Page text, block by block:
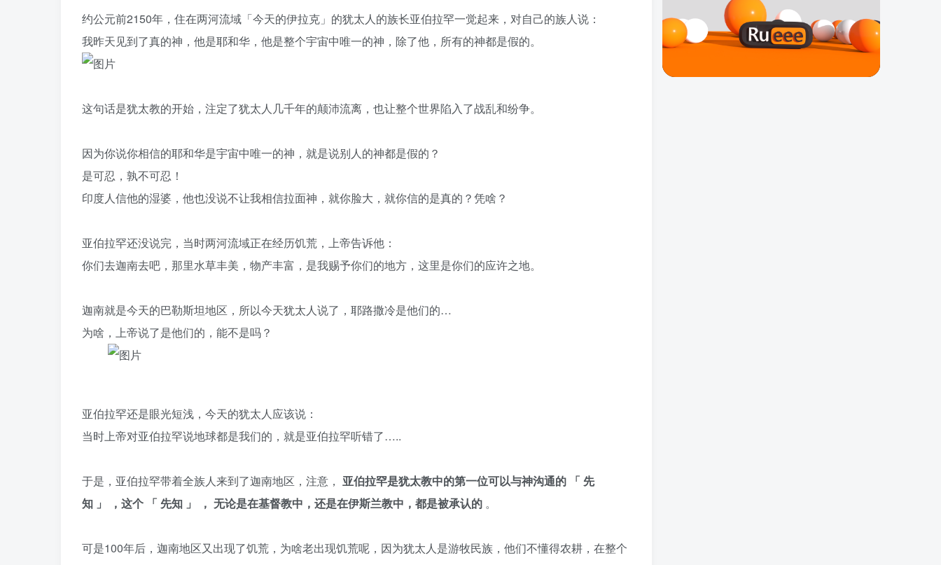
约公元前2150年，住在两河流域「今天的伊拉克」的犹太人的族长亚伯拉罕一觉起来，对自己的族人说：
我昨天见到了真的神，他是耶和华，他是整个宇宙中唯一的神，除了他，所有的神都是假的。
这句话是犹太教的开始，注定了犹太人几千年的颠沛流离，也让整个世界陷入了战乱和纷争。
因为你说你相信的耶和华是宇宙中唯一的神，就是说别人的神都是假的？
是可忍，孰不可忍！
印度人信他的湿婆，他也没说不让我相信拉面神，就你脸大，就你信的是真的？凭啥？
亚伯拉罕还没说完，当时两河流域正在经历饥荒，上帝告诉他：
你们去迦南去吧，那里水草丰美，物产丰富，是我赐予你们的地方，这里是你们的应许之地。
迦南就是今天的巴勒斯坦地区，所以今天犹太人说了，耶路撒冷是他们的…
为啥，上帝说了是他们的，能不是吗？
亚伯拉罕还是眼光短浅，今天的犹太人应该说：
当时上帝对亚伯拉罕说地球都是我们的，就是亚伯拉罕听错了…..
于是，亚伯拉罕带着全族人来到了迦南地区，注意， 亚伯拉罕是犹太教中的第一位可以与神沟通的 「 先
知 」 ，这个 「 先知 」 ， 无论是在基督教中，还是在伊斯兰教中，都是被承认的 。
可是100年后，迦南地区又出现了饥荒，为啥老出现饥荒呢，因为犹太人是游牧民族，他们不懂得农耕，在整个